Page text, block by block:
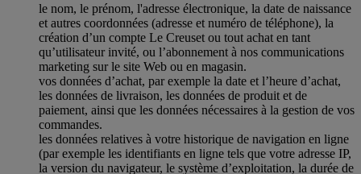
le nom, le prénom, l'adresse électronique, la date de naissance
et autres coordonnées (adresse et numéro de téléphone), la
création d’un compte Le Creuset ou tout achat en tant
qu’utilisateur invité, ou l’abonnement à nos communications
marketing sur le site Web ou en magasin.
vos données d’achat, par exemple la date et l’heure d’achat,
les données de livraison, les données de produit et de
paiement, ainsi que les données nécessaires à la gestion de vos
commandes.
les données relatives à votre historique de navigation en ligne
(par exemple les identifiants en ligne tels que votre adresse IP,
la version du navigateur, le système d’exploitation, la durée de